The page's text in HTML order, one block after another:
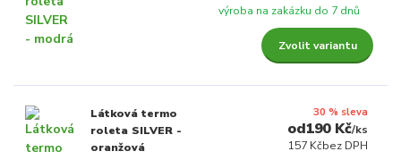
výroba na zakázku do 7 dnů
Zvolit variantu
Látková termo
roleta SILVER -
oranžová
30 % sleva
190 Kč/ks
157 Kčbez DPH